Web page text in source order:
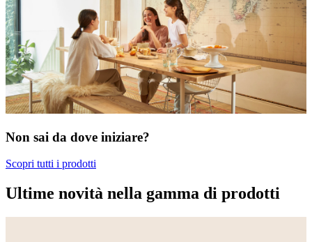
Non sai da dove iniziare?
Scopri tutti i prodotti
Ultime novità nella gamma di prodotti